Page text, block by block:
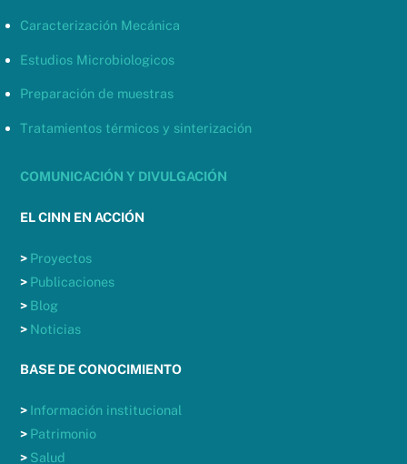
Caracterización Mecánica
Estudios Microbiologicos
Preparación de muestras
Tratamientos térmicos y sinterización
COMUNICACIÓN Y DIVULGACIÓN
EL CINN EN ACCIÓN
> Proyectos
> Publicaciones
> Blog
> Noticias
BASE DE CONOCIMIENTO
> Información institucional
> Patrimonio
> Salud